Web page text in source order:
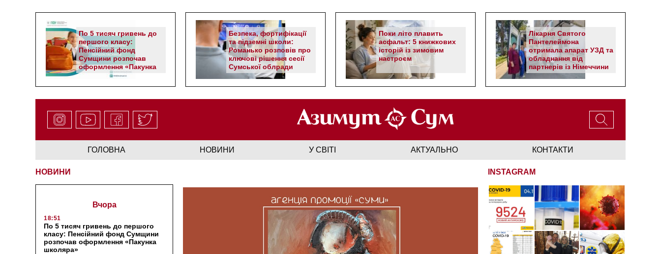
По 5 тисяч гривень до
першого класу:
Пенсійний фонд
Сумщини розпочав
оформлення «Пакунка
школяра»
Безпека, фортифікації
та підземні школи:
Романько розповів про
ключові рішення сесії
Сумської облради
Поки літо плавить
асфальт: 5 книжкових
історій із зимовим
настроєм
Лікарня Святого
Пантелеймона
отримала апарат УЗД та
обладнання від
партнерів із Німеччини
ГОЛОВНА НОВИНИ У СВІТІ АКТУАЛЬНО КОНТАКТИ
НОВИНИ
Вчора
18:51
По 5 тисяч гривень до першого
класу: Пенсійний фонд Сумщини
розпочав оформлення «Пакунка
школяра»
INSTAGRAM